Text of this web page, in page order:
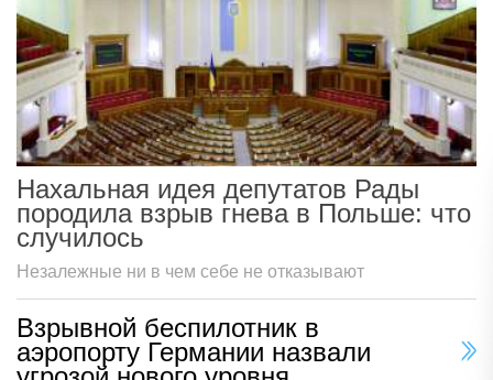
Нахальная идея депутатов Рады
породила взрыв гнева в Польше: что
случилось
Незалежные ни в чем себе не отказывают
Взрывной беспилотник в
аэропорту Германии назвали